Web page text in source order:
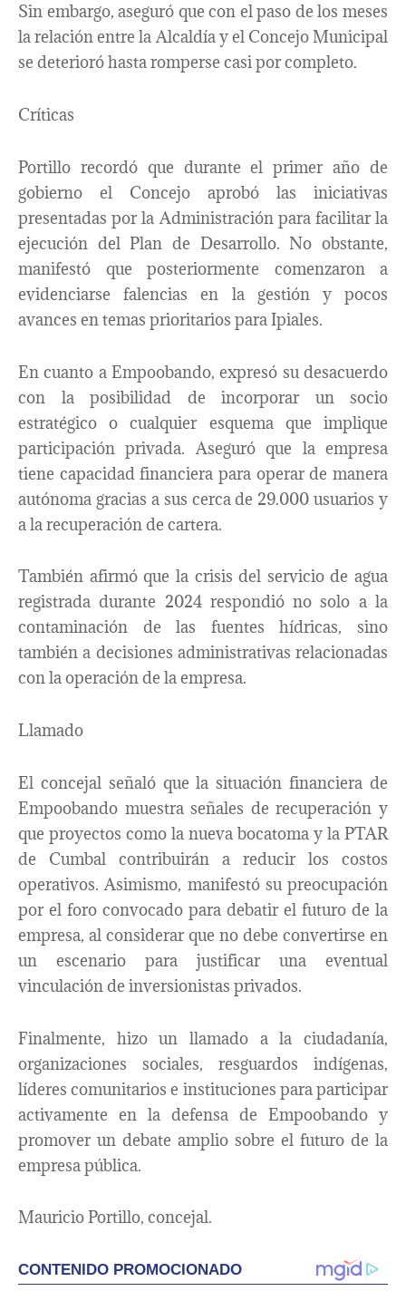
Sin embargo, aseguró que con el paso de los meses
la relación entre la Alcaldía y el Concejo Municipal
se deterioró hasta romperse casi por completo.
Críticas
Portillo recordó que durante el primer año de
gobierno el Concejo aprobó las iniciativas
presentadas por la Administración para facilitar la
ejecución del Plan de Desarrollo. No obstante,
manifestó que posteriormente comenzaron a
evidenciarse falencias en la gestión y pocos
avances en temas prioritarios para Ipiales.
En cuanto a Empoobando, expresó su desacuerdo
con la posibilidad de incorporar un socio
estratégico o cualquier esquema que implique
participación privada. Aseguró que la empresa
tiene capacidad financiera para operar de manera
autónoma gracias a sus cerca de 29.000 usuarios y
a la recuperación de cartera.
También afirmó que la crisis del servicio de agua
registrada durante 2024 respondió no solo a la
contaminación de las fuentes hídricas, sino
también a decisiones administrativas relacionadas
con la operación de la empresa.
Llamado
El concejal señaló que la situación financiera de
Empoobando muestra señales de recuperación y
que proyectos como la nueva bocatoma y la PTAR
de Cumbal contribuirán a reducir los costos
operativos. Asimismo, manifestó su preocupación
por el foro convocado para debatir el futuro de la
empresa, al considerar que no debe convertirse en
un escenario para justificar una eventual
vinculación de inversionistas privados.
Finalmente, hizo un llamado a la ciudadanía,
organizaciones sociales, resguardos indígenas,
líderes comunitarios e instituciones para participar
activamente en la defensa de Empoobando y
promover un debate amplio sobre el futuro de la
empresa pública.
Mauricio Portillo, concejal.